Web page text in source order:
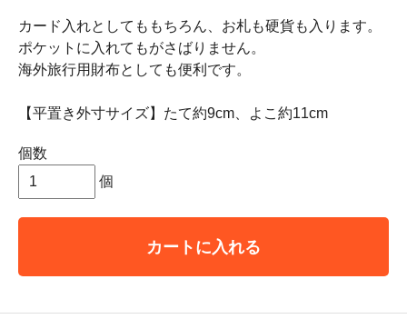
カード入れとしてももちろん、お札も硬貨も入ります。
ポケットに入れてもがさばりません。
海外旅行用財布としても便利です。
【平置き外寸サイズ】たて約9cm、よこ約11cm
個数
個
カートに入れる